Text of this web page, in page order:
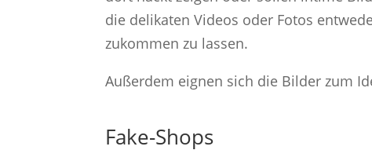
die delikaten Videos oder Fotos
zukommen zu lassen.
Außerdem eignen sich die Bilder zum
Fake-Shops